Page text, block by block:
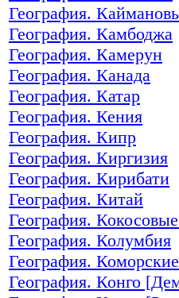
География.
География. Камбоджа
География. Камерун
География. Канада
География. Катар
География. Кения
География. Кипр
География. Киргизия
География. Кирибати
География. Китай
География.
География. Колумбия
География.
География. Конго